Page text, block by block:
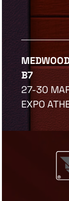
B7
27-30
EXPO